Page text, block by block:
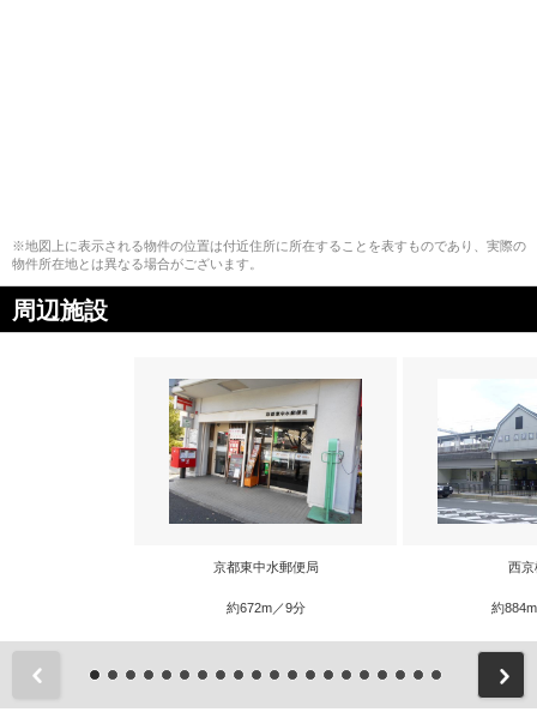
※地図上に表示される物件の位置は付近住所に所在することを表すものであり、実際の
物件所在地とは異なる場合がございます。
周辺施設
京都東中水郵便局
約672m／9分
西京
約